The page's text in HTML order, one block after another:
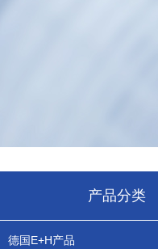
产品分类
德国E+H产品